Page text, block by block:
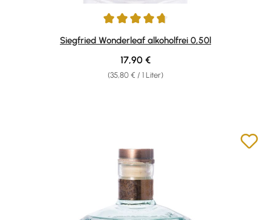
Durchschnittliche Bewertung von 4.65 von 5 Sternen
Siegfried Wonderleaf alkoholfrei 0,50l
(35,80 € / 1 Liter)
Regulärer Preis:
17,90 €